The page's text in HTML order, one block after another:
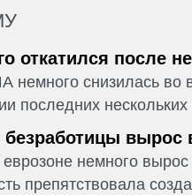
после
снизилась во
последних
вырос
немного
препятствовала